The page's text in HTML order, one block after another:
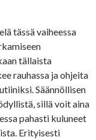
tässä vaiheessa
tällaista
rauhassa ja ohjeita
Säännöllisen
sillä voit aina
pahasti kuluneet
Erityisesti